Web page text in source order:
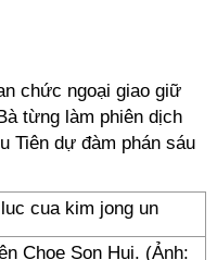
chức ngoại giao giữ
từng làm phiên dịch
Tiên dự đàm phán sáu
Choe Son Hui. (Ảnh: